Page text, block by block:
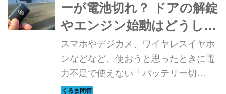
ーが電池切れ？ ドアの解錠
やエンジン始動はどうした
らいい？
スマホやデジカメ、ワイヤレスイヤホ
ンなどなど、使おうと思ったときに電
力不足で使えない「バッテリー切
れ」。こまめな充電・電池交換で回避